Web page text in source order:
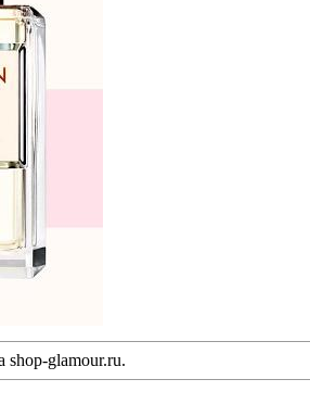
glamour.ru.